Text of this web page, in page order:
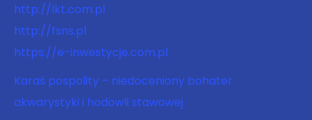
http://lkt.com.pl
http://fsns.pl
https://e-inwestycje.com.pl
Karaś pospolity – niedoceniony bohater
akwarystyki i hodowli stawowej